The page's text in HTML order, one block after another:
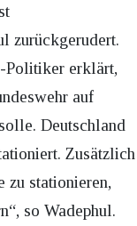
zurückgerudert.
erklärt,
auf
Deutschland
Zusätzlich
zu stationieren,
so Wadephul.